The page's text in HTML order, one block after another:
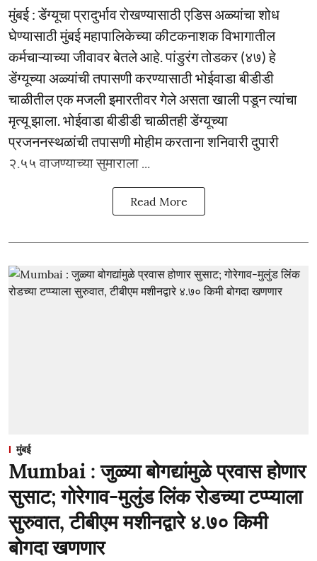
मुंबई : डेंग्यूचा प्रादुर्भाव रोखण्यासाठी एडिस अळ्यांचा शोध
घेण्यासाठी मुंबई महापालिकेच्या कीटकनाशक विभागातील
कर्मचाऱ्याच्या जीवावर बेतले आहे. पांडुरंग तोडकर (४७) हे
डेंग्यूच्या अळ्यांची तपासणी करण्यासाठी भोईवाडा बीडीडी
चाळीतील एक मजली इमारतीवर गेले असता खाली पडून त्यांचा
मृत्यू झाला. भोईवाडा बीडीडी चाळीतही डेंग्यूच्या
प्रजननस्थळांची तपासणी मोहीम करताना शनिवारी दुपारी
२.५५ वाजण्याच्या सुमाराला ...
Read More
मुंबई
Mumbai : जुळ्या बोगद्यांमुळे प्रवास होणार
सुसाट; गोरेगाव-मुलुंड लिंक रोडच्या टप्प्याला
सुरुवात, टीबीएम मशीनद्वारे ४.७० किमी
बोगदा खणणार